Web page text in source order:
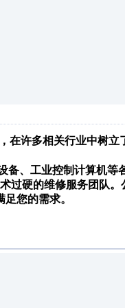
在许多相关行业中树立
备、工业控制计算机等
过硬的维修服务团队。
您的需求。